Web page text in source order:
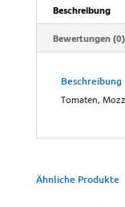
Beschreibung
Bewertungen (0)
Beschreibung
Tomaten,
Ähnliche Produkte